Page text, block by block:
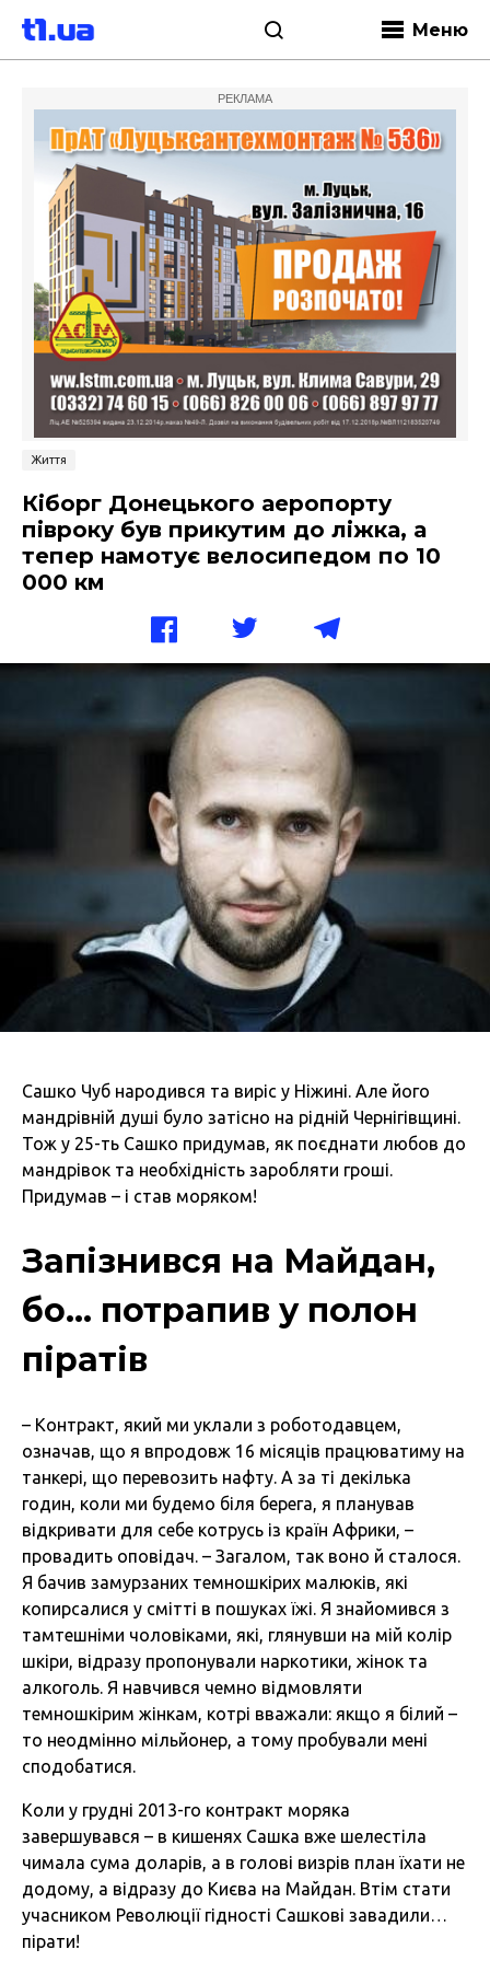
Меню
РЕКЛАМА
Життя
Кіборг Донецького аеропорту
півроку був прикутим до ліжка, а
тепер намотує велосипедом по 10
000 км
Сашко Чуб народився та виріс у Ніжині. Але його
мандрівній душі було затісно на рідній Чернігівщині.
Тож у 25-ть Сашко придумав, як поєднати любов до
мандрівок та необхідність заробляти гроші.
Придумав – і став моряком!
Запізнився на Майдан,
бо… потрапив у полон
піратів
– Контракт, який ми уклали з роботодавцем,
означав, що я впродовж 16 місяців працюватиму на
танкері, що перевозить нафту. А за ті декілька
годин, коли ми будемо біля берега, я планував
відкривати для себе котрусь із країн Африки, –
провадить оповідач. – Загалом, так воно й сталося.
Я бачив замурзаних темношкірих малюків, які
копирсалися у смітті в пошуках їжі. Я знайомився з
тамтешніми чоловіками, які, глянувши на мій колір
шкіри, відразу пропонували наркотики, жінок та
алкоголь. Я навчився чемно відмовляти
темношкірим жінкам, котрі вважали: якщо я білий –
то неодмінно мільйонер, а тому пробували мені
сподобатися.
Коли у грудні 2013-го контракт моряка
завершувався – в кишенях Сашка вже шелестіла
чимала сума доларів, а в голові визрів план їхати не
додому, а відразу до Києва на Майдан. Втім стати
учасником Революції гідності Сашкові завадили…
пірати!